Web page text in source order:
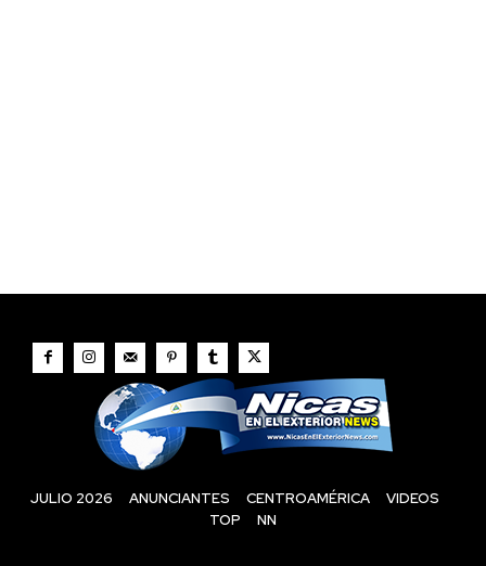
JULIO 2026 ANUNCIANTES CENTROAMÉRICA
VIDEOS
TOP
NN